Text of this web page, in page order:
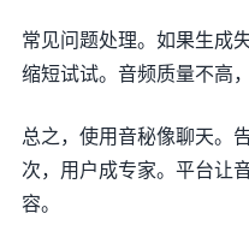
常见问题处理。如果生成
缩短试试。音频质量不高
总之，使用音秘像聊天。
次，用户成专家。平台让
容。